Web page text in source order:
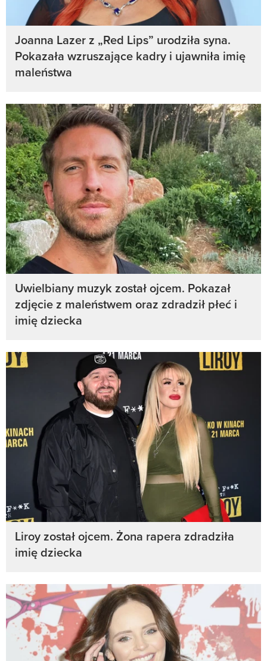
Joanna Lazer z „Red Lips” urodziła syna.
Pokazała wzruszające kadry i ujawniła imię
maleństwa
Uwielbiany muzyk został ojcem. Pokazał
zdjęcie z maleństwem oraz zdradził płeć i
imię dziecka
Liroy został ojcem. Żona rapera zdradziła
imię dziecka